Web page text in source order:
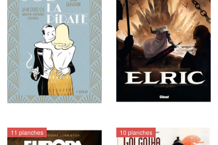
11 planches 10 planches